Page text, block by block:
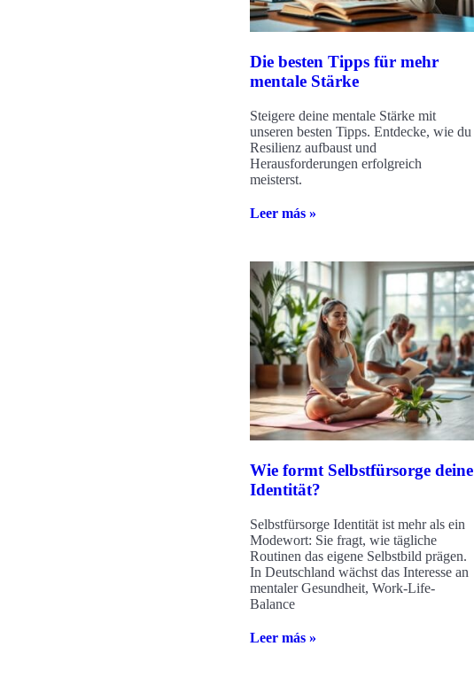
Die besten Tipps für mehr
mentale Stärke
Steigere deine mentale Stärke mit
unseren besten Tipps. Entdecke, wie du
Resilienz aufbaust und
Herausforderungen erfolgreich
meisterst.
Leer más »
Wie formt Selbstfürsorge deine
Identität?
Selbstfürsorge Identität ist mehr als ein
Modewort: Sie fragt, wie tägliche
Routinen das eigene Selbstbild prägen.
In Deutschland wächst das Interesse an
mentaler Gesundheit, Work-Life-
Balance
Leer más »